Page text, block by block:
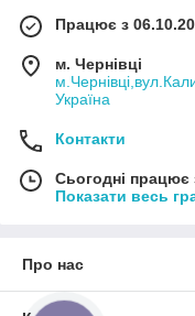
Працює з
м. Чернівці
Україна
Контакти
Сьогодні працює
Показати весь
Про нас